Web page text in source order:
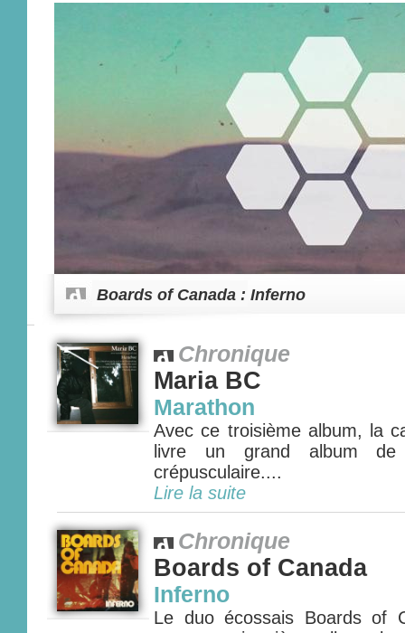
Boards of Canada : Inferno
Chronique
Maria BC
Marathon
Avec ce troisième album, la
livre un grand album
crépusculaire....
Lire la suite
Chronique
Boards of Canada
Inferno
Le duo écossais Boards of